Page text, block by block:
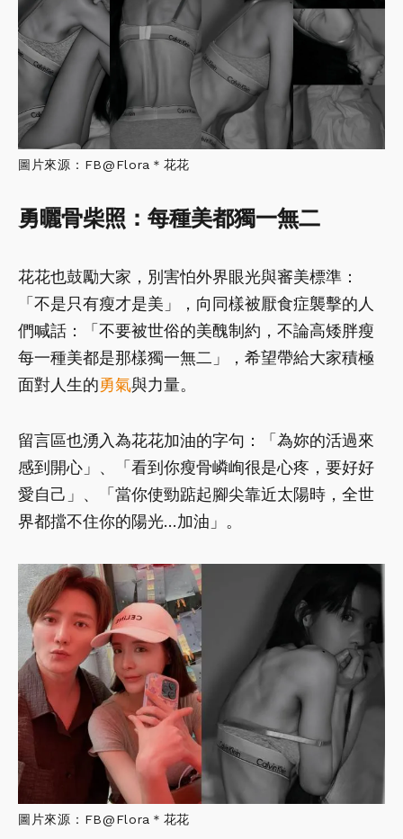
圖片來源：FB@Flora＊花花
勇曬骨柴照：每種美都獨一無二
花花也鼓勵大家，別害怕外界眼光與審美標準：
「不是只有瘦才是美」，向同樣被厭食症襲擊的人
們喊話：「不要被世俗的美醜制約，不論高矮胖瘦
每一種美都是那樣獨一無二」，希望帶給大家積極
面對人生的勇氣與力量。
留言區也湧入為花花加油的字句：「為妳的活過來
感到開心」、「看到你瘦骨嶙峋很是心疼，要好好
愛自己」、「當你使勁踮起腳尖靠近太陽時，全世
界都擋不住你的陽光…加油」。
圖片來源：FB@Flora＊花花